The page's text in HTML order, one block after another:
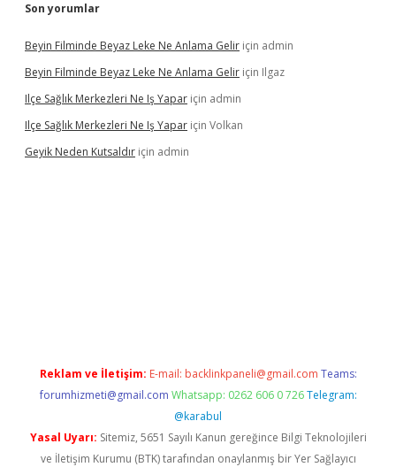
Son yorumlar
Beyin Filminde Beyaz Leke Ne Anlama Gelir için admin
Beyin Filminde Beyaz Leke Ne Anlama Gelir için Ilgaz
Ilçe Sağlık Merkezleri Ne Iş Yapar için admin
Ilçe Sağlık Merkezleri Ne Iş Yapar için Volkan
Geyik Neden Kutsaldır için admin
Reklam ve İletişim: E-mail: backlinkpaneli@gmail.com Teams:
forumhizmeti@gmail.com Whatsapp: 0262 606 0 726 Telegram:
@karabul
Yasal Uyarı: Sitemiz, 5651 Sayılı Kanun gereğince Bilgi Teknolojileri
ve İletişim Kurumu (BTK) tarafından onaylanmış bir Yer Sağlayıcı